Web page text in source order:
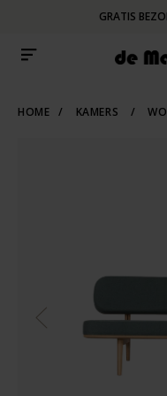
GRATIS
HOME / KAMERS /